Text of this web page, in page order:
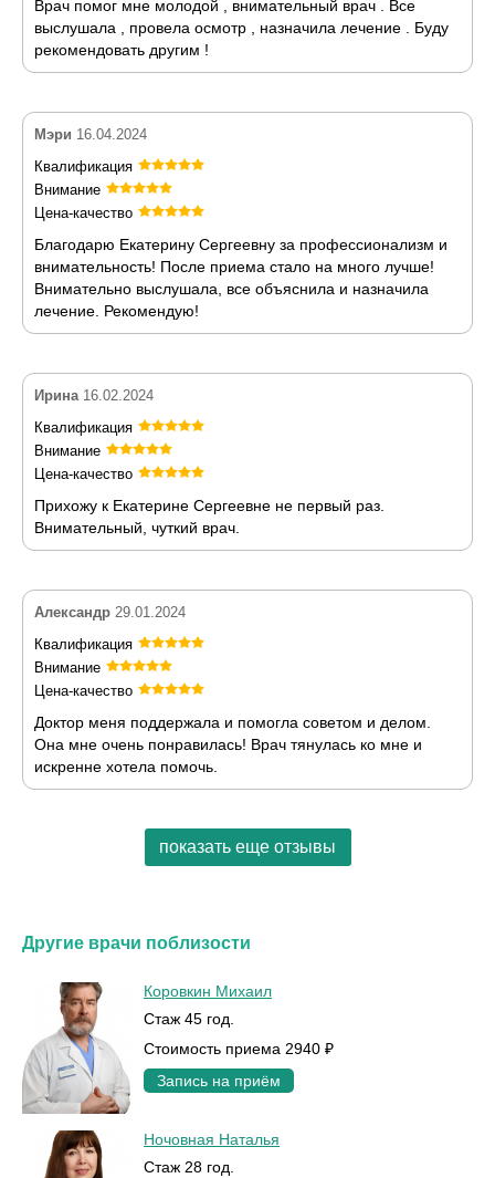
Врач помог мне молодой , внимательный врач . Все
выслушала , провела осмотр , назначила лечение . Буду
рекомендовать другим !
Мэри 16.04.2024
Квалификация
Внимание
Цена-качество
Благодарю Екатерину Сергеевну за профессионализм и
внимательность! После приема стало на много лучше!
Внимательно выслушала, все объяснила и назначила
лечение. Рекомендую!
Ирина 16.02.2024
Квалификация
Внимание
Цена-качество
Прихожу к Екатерине Сергеевне не первый раз.
Внимательный, чуткий врач.
Александр 29.01.2024
Квалификация
Внимание
Цена-качество
Доктор меня поддержала и помогла советом и делом.
Она мне очень понравилась! Врач тянулась ко мне и
искренне хотела помочь.
показать еще отзывы
Другие врачи поблизости
Коровкин Михаил
Стаж 45 год.
Стоимость приема 2940 ₽
Запись на приём
Ночовная Наталья
Стаж 28 год.